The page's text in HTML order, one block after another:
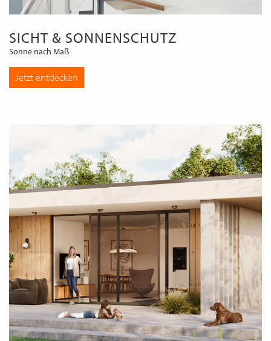
SICHT & SONNENSCHUTZ
Sonne nach Maß
Jetzt entdecken